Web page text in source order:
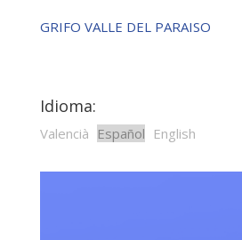
GRIFO VALLE DEL PARAISO
Idioma:
Valencià Español English